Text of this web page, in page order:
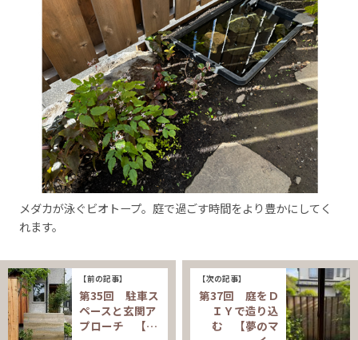
メダカが泳ぐビオトープ。庭で過ごす時間をより豊かにしてく
れます。
【前の記事】
第35回 駐車ス
ペースと玄関ア
プローチ 【…
【次の記事】
第37回 庭をＤ
ＩＹで造り込
む 【夢のマ